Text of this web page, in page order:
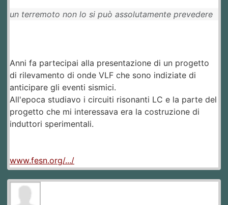
un terremoto non lo si può assolutamente prevedere
Anni fa partecipai alla presentazione di un progetto
di rilevamento di onde VLF che sono indiziate di
anticipare gli eventi sismici.
All'epoca studiavo i circuiti risonanti LC e la parte del
progetto che mi interessava era la costruzione di
induttori sperimentali.
www.fesn.org/.../